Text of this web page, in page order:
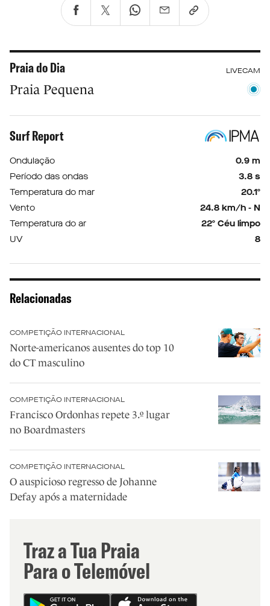
Praia do Dia LIVECAM
Praia Pequena
Surf Report
Ondulação
0.9 m
Período das ondas
3.8 s
Temperatura do mar
20.1º
Vento
24.8 km/h - N
Temperatura do ar
22º Céu limpo
UV
8
Relacionadas
COMPETIÇÃO INTERNACIONAL
Norte-americanos ausentes do top 10
do CT masculino
COMPETIÇÃO INTERNACIONAL
Francisco Ordonhas repete 3.º lugar
no Boardmasters
COMPETIÇÃO INTERNACIONAL
O auspicioso regresso de Johanne
Defay após a maternidade
Traz a Tua Praia
Para o Telemóvel